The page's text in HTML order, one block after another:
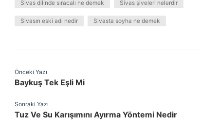
Sivas dilinde sıracalı ne demek Sivas şiveleri nelerdir
Sivasın eski adı nedir Sivasta soyha ne demek
Önceki Yazı
Baykuş Tek Eşli Mi
Sonraki Yazı
Tuz Ve Su Karışımını Ayırma Yöntemi Nedir